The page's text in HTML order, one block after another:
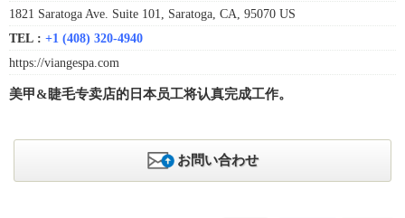
1821 Saratoga Ave. Suite 101, Saratoga, CA, 95070 US
TEL : +1 (408) 320-4940
https://viangespa.com
美甲&睫毛专卖店的日本员工将认真完成工作。
お問い合わせ